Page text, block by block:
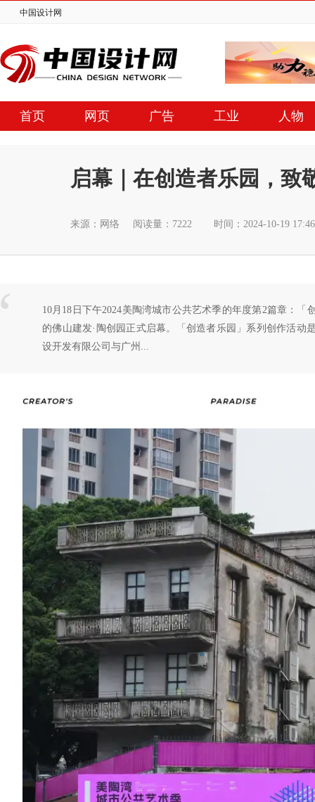
中国设计网
首页 网页 广告 工业 人物
启幕｜在创造者乐园，致
来源：网络 阅读量：7222 时间：2024-10-19
10月18日下午2024美陶湾城市公共艺术季的年度第2篇章：
的佛山建发·陶创园正式启幕。「创造者乐园」系列创作活
设开发有限公司与广州...